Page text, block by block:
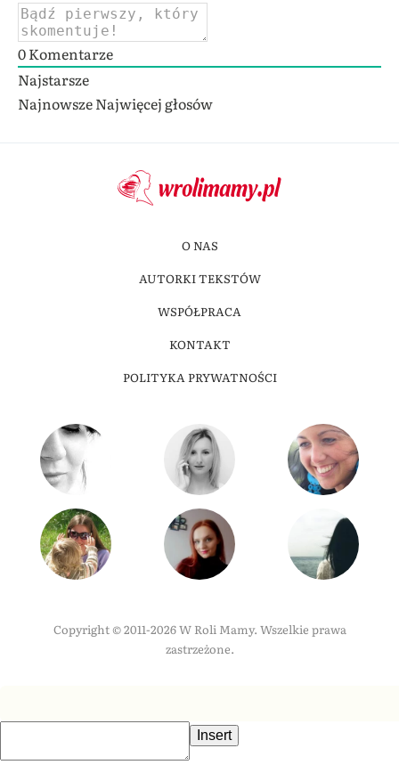
0Komentarze
Najstarsze
NajnowszeNajwięcej głosów
O NAS
AUTORKI TEKSTÓW
WSPÓŁPRACA
KONTAKT
POLITYKA PRYWATNOŚCI
Copyright © 2011-2026 W Roli Mamy. Wszelkie prawa
zastrzeżone.
Insert